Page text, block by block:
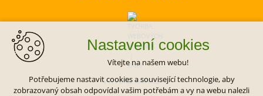
VYTVOŘIL XART.CZ
Nastavení cookies
Vítejte na našem webu!
Potřebujeme nastavit cookies a související technologie, aby
zobrazovaný obsah odpovídal vašim potřebám a vy na webu nalezli